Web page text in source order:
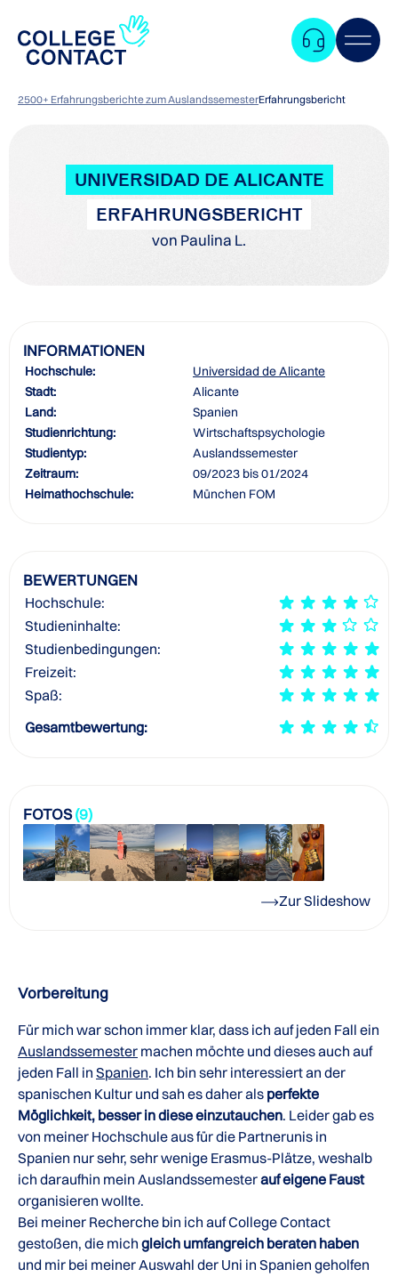
2500+ Erfahrungsberichte zum AuslandssemesterErfahrungsbericht
UNIVERSIDAD DE ALICANTE
ERFAHRUNGSBERICHT
von Paulina L.
INFORMATIONEN
Hochschule:
Universidad de Alicante
Stadt:
Alicante
Land:
Spanien
Studienrichtung:
Wirtschaftspsychologie
Studientyp:
Auslandssemester
Zeitraum:
09/2023 bis 01/2024
Heimathochschule:
München FOM
BEWERTUNGEN
Hochschule:
Studieninhalte:
Studienbedingungen:
Freizeit:
Spaß:
Gesamtbewertung:
FOTOS(9)
Zur Slideshow
Vorbereitung
Für mich war schon immer klar, dass ich auf jeden Fall ein
Auslandssemester machen möchte und dieses auch auf
jeden Fall in Spanien. Ich bin sehr interessiert an der
spanischen Kultur und sah es daher als perfekte
Möglichkeit, besser in diese einzutauchen. Leider gab es
von meiner Hochschule aus für die Partnerunis in
Spanien nur sehr, sehr wenige Erasmus-Plätze, weshalb
ich daraufhin mein Auslandssemesterauf eigene Faust
organisieren wollte.
Bei meiner Recherche bin ich auf College Contact
gestoßen, die mich gleich umfangreich beraten haben
und mir bei meiner Auswahl der Uni in Spanien geholfen